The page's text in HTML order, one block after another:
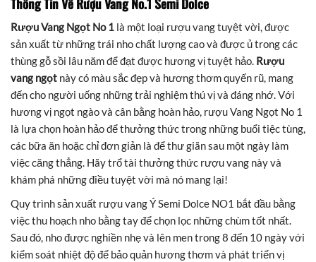
Thông Tin Về Rượu Vang No.1 Semi Dolce
Rượu Vang Ngọt No 1 là một loại rượu vang tuyệt vời, được
sản xuất từ những trái nho chất lượng cao và được ủ trong các
thùng gỗ sồi lâu năm để đạt được hương vị tuyệt hảo. Rượu
vang ngọt này có màu sắc đẹp và hương thơm quyến rũ, mang
đến cho người uống những trải nghiệm thú vị và đáng nhớ. Với
hương vị ngọt ngào và cân bằng hoàn hảo, rượu Vang Ngọt No 1
là lựa chọn hoàn hảo để thưởng thức trong những buổi tiệc tùng,
các bữa ăn hoặc chỉ đơn giản là để thư giãn sau một ngày làm
việc căng thẳng. Hãy trổ tài thưởng thức rượu vang này và
khám phá những điều tuyệt vời mà nó mang lại!
Quy trình sản xuất rượu vang Ý Semi Dolce NO1 bắt đầu bằng
việc thu hoạch nho bằng tay để chọn lọc những chùm tốt nhất.
Sau đó, nho được nghiền nhẹ và lên men trong 8 đến 10 ngày với
kiểm soát nhiệt độ để bảo quản hương thơm và phát triển vị